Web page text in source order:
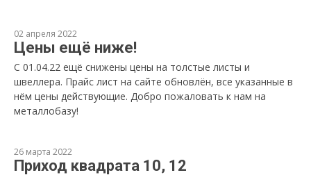
02 апреля 2022
Цены ещё ниже!
С 01.04.22 ещё снижены цены на толстые листы и
швеллера. Прайс лист на сайте обновлён, все указанные в
нём цены действующие. Добро пожаловать к нам на
металлобазу!
26 марта 2022
Приход квадрата 10, 12